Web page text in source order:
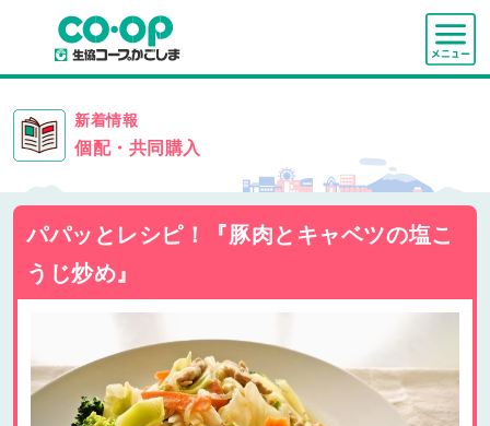
新着情報
個配・共同購入
パパッとレシピ！『豚肉とキャベツの塩こ
うじ炒め』